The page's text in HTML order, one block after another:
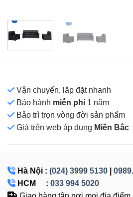
Vận chuyển, lắp đặt nhanh
Bảo hành miễn phí 1 năm
Bảo trì trọn vòng đời sản phẩm
Giá trên web áp dụng Miền Bắc
Hà Nội : (024) 3999 5130
HCM : 033 994 5020